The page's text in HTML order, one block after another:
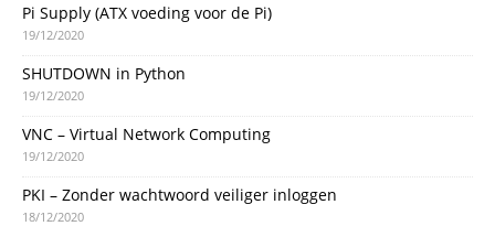
Pi Supply (ATX voeding voor de Pi)
19/12/2020
SHUTDOWN in Python
19/12/2020
VNC – Virtual Network Computing
19/12/2020
PKI – Zonder wachtwoord veiliger inloggen
18/12/2020